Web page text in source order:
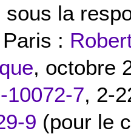
sous la
:
, octobre
10072-7, 2-
9 (pour le